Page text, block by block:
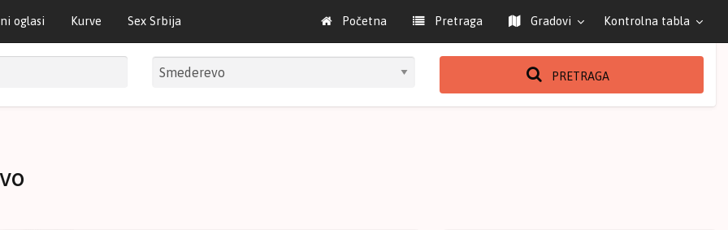
oglasi Kurve Sex Srbija Početna Pretraga Gradovi Kontrolna tabla
PRETRAGA